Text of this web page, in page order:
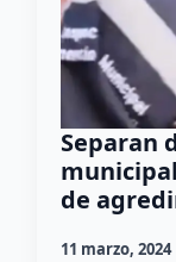
Separan
de
11 marzo, 2024